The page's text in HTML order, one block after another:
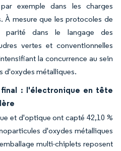
exemple dans les charges
À mesure que les protocoles de
parité dans le langage des
vertes et conventionnelles
la concurrence au sein
d'oxydes métalliques.
: l'électronique en tête
et d'optique ont capté 42,10 %
d'oxydes métalliques
multi-chiplets reposent